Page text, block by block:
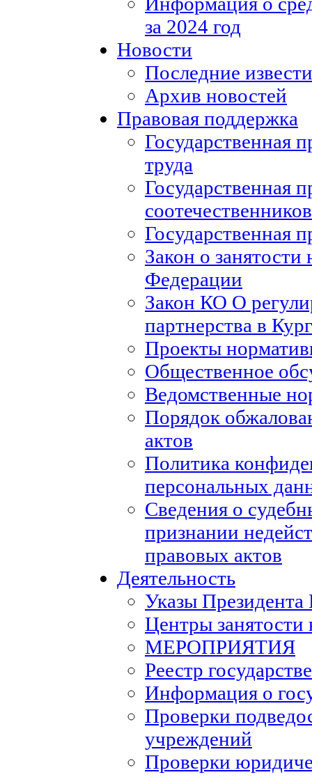
за 2024 год
Новости
Последние
Архив новостей
Правовая поддержка
Государственная
труда
Государственная
соотечественников
Государственная
Закон о занятости
Федерации
Закон КО О
партнерства в
Проекты
Общественное
Ведомственные
Порядок
актов
Политика
персональных
Сведения о
признании
правовых актов
Деятельность
Указы
Центры занятости
МЕРОПРИЯТИЯ
Реестр
Информация о
Проверки
учреждений
Проверки